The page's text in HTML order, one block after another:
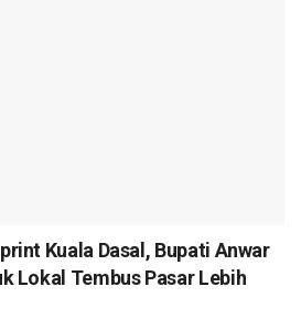
Kuala Dasal, Bupati Anwar
Lokal Tembus Pasar Lebih